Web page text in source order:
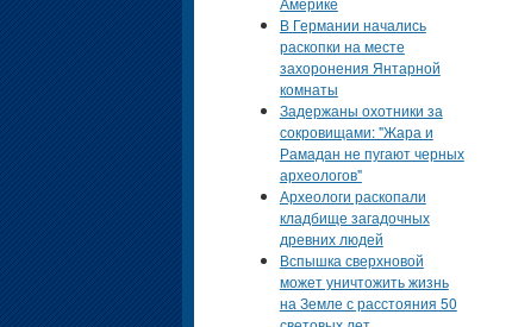
В Германии начались
раскопки на месте
захоронения Янтарной
комнаты
Задержаны охотники за
сокровищами: "Жара и
Рамадан не пугают черных
археологов"
Археологи раскопали
кладбище загадочных
древних людей
Вспышка сверхновой
может уничтожить жизнь
на Земле с расстояния 50